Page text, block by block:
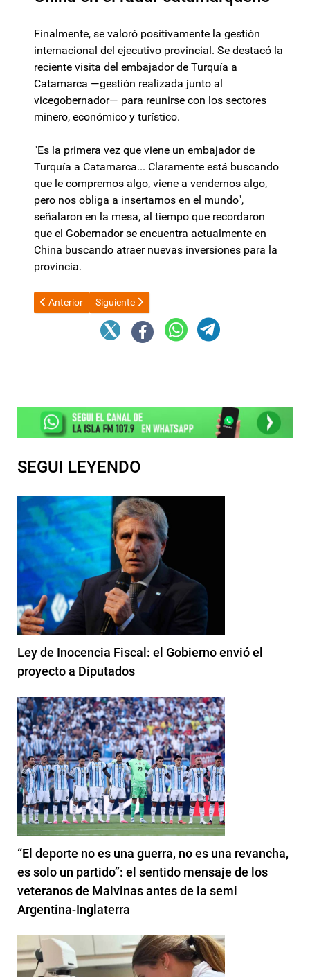
Finalmente, se valoró positivamente la gestión
internacional del ejecutivo provincial. Se destacó la
reciente visita del embajador de Turquía a
Catamarca —gestión realizada junto al
vicegobernador— para reunirse con los sectores
minero, económico y turístico.
"Es la primera vez que viene un embajador de
Turquía a Catamarca... Claramente está buscando
que le compremos algo, viene a vendernos algo,
pero nos obliga a insertarnos en el mundo",
señalaron en la mesa, al tiempo que recordaron
que el Gobernador se encuentra actualmente en
China buscando atraer nuevas inversiones para la
provincia.
Artículo anterior: Nucleoeléctrica crea una nueva unidad de
Anterior Artículo siguiente: Autoridades de Gobierno
Siguiente
SEGUI LEYENDO
Ley de Inocencia Fiscal: el Gobierno envió el
proyecto a Diputados
“El deporte no es una guerra, no es una revancha,
es solo un partido”: el sentido mensaje de los
veteranos de Malvinas antes de la semi
Argentina-Inglaterra